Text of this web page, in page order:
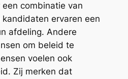
combinatie van
ervaren een
afdeling. Andere
om beleid te
voelen ook
Zij merken dat